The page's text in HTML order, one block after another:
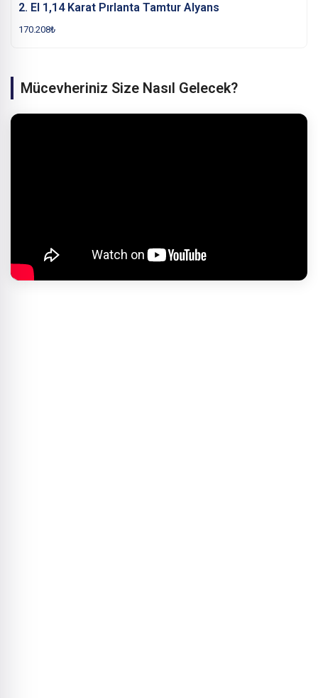
2. El 1,14 Karat Pırlanta Tamtur Alyans
170.208₺
Mücevheriniz Size Nasıl Gelecek?